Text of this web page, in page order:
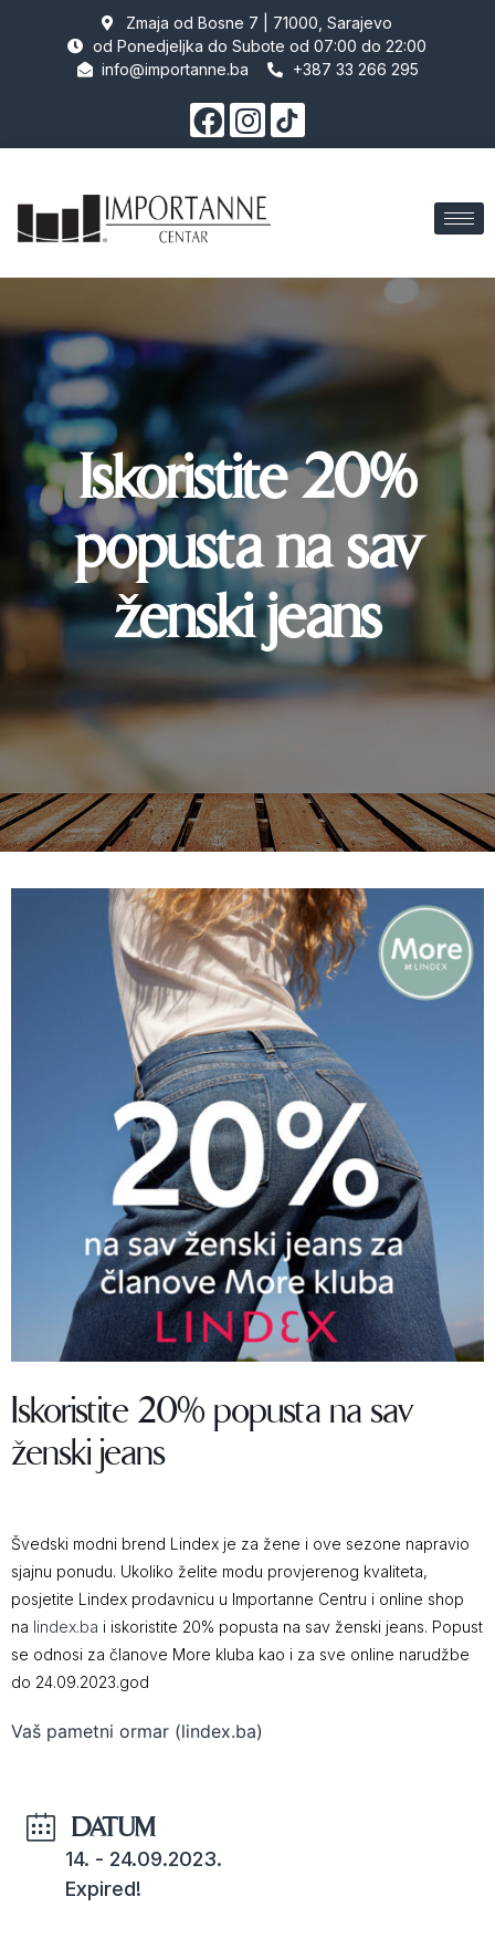
Zmaja od Bosne 7 | 71000, Sarajevo
od Ponedjeljka do Subote od 07:00 do 22:00
info@importanne.ba
+387 33 266 295
Iskoristite 20%
popusta na sav
ženski jeans
Iskoristite 20% popusta na sav
ženski jeans
Švedski modni brend Lindex je za žene i ove sezone napravio
sjajnu ponudu. Ukoliko želite modu provjerenog kvaliteta,
posjetite Lindex prodavnicu u Importanne Centru i online shop
na lindex.ba i iskoristite 20% popusta na sav ženski jeans. Popust
se odnosi za članove More kluba kao i za sve online narudžbe
do 24.09.2023.god
Vaš pametni ormar (lindex.ba)
DATUM
14. - 24.09.2023.
Expired!